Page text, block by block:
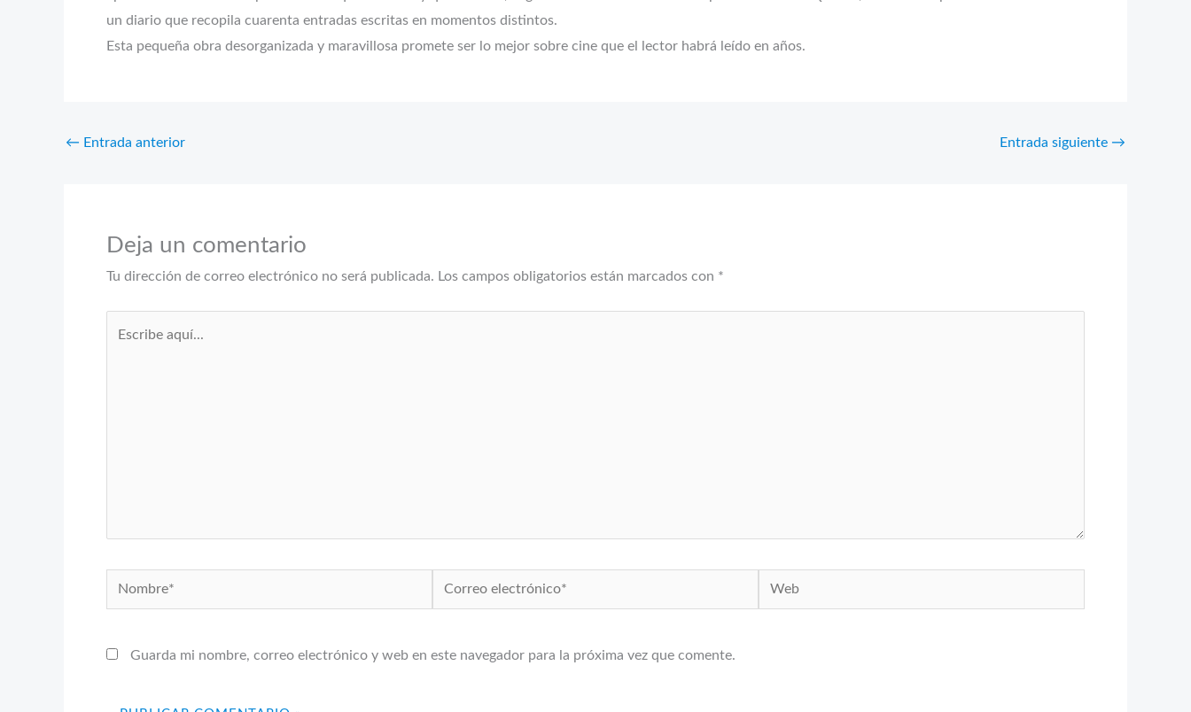
un diario que recopila cuarenta entradas escritas en momentos distintos.
Esta pequeña obra desorganizada y maravillosa promete ser lo mejor sobre cine que el lector habrá leído en años.
← Entrada anterior Entrada siguiente →
Deja un comentario
Tu dirección de correo electrónico no será publicada. Los campos obligatorios están marcados con *
Nombre*
Correo
electrónico*
Web
Guarda mi nombre, correo electrónico y web en este navegador para la próxima vez que comente.